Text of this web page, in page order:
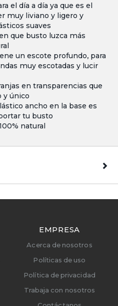
el día a día ya que es el
muy liviano y ligero y
suaves
que busto luzca más
un escote profundo, para
muy escotadas y lucir
en transparencias que
y único
ancho en la base es
tu busto
natural
EMPRESA
Acerca de nosotros
Políticas de uso
Política de privacidad
Trabaja con nosotros